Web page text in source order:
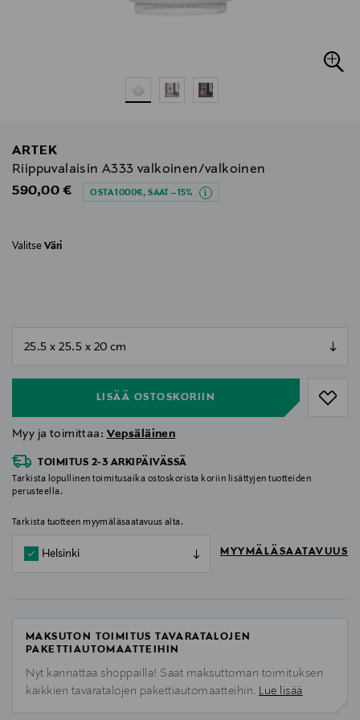
ARTEK
Riippuvalaisin A333 valkoinen/valkoinen
Original Price
590,00 € OSTA 1000€, SAAT –15%
Valitse Väri
LISÄÄ OSTOSKORIIN
Myy ja toimittaa: Vepsäläinen
TOIMITUS 2-3 ARKIPÄIVÄSSÄ
Tarkista lopullinen toimitusaika ostoskorista koriin lisättyjen tuotteiden
perusteella.
Tarkista tuotteen myymäläsaatavuus alta.
Helsinki MYYMÄLÄSAATAVUUS
MAKSUTON TOIMITUS TAVARATALOJEN
PAKETTIAUTOMAATTEIHIN
Nyt kannattaa shoppailla! Saat maksuttoman toimituksen
kaikkien tavaratalojen pakettiautomaatteihin. Lue lisää